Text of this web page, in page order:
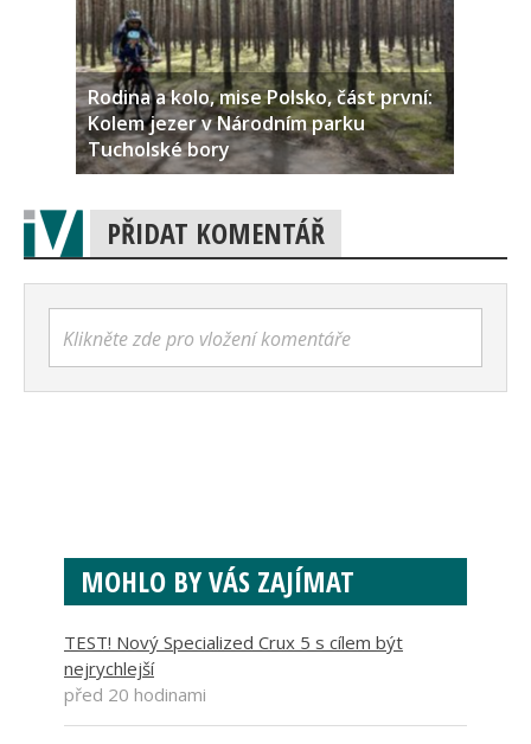
Rodina a kolo, mise Polsko, část první:
Kolem jezer v Národním parku
Tucholské bory
PŘIDAT KOMENTÁŘ
Klikněte zde pro vložení komentáře
MOHLO BY VÁS ZAJÍMAT
TEST! Nový Specialized Crux 5 s cílem být
nejrychlejší
před 20 hodinami